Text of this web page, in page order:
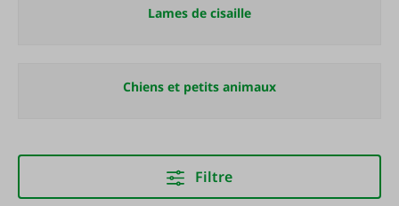
Lames de cisaille
Chiens et petits animaux
Filtre